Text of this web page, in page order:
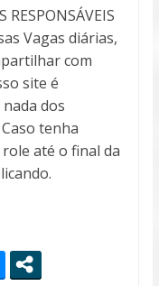
Vagas diárias,
com
site é
dos
tenha
até o final da